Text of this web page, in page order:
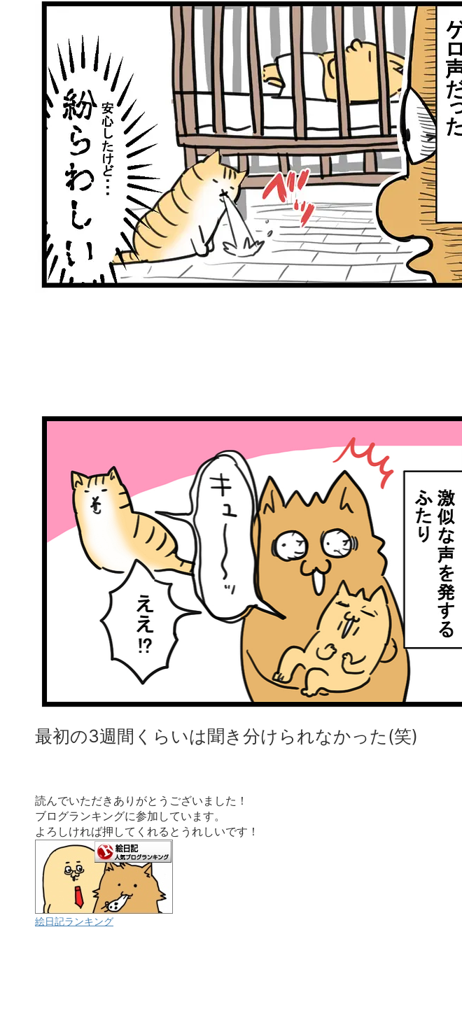
最初の3週間くらいは聞き分けられなかった(笑)
読んでいただきありがとうございました！
ブログランキングに参加しています。
よろしければ押してくれるとうれしいです！
絵日記ランキング